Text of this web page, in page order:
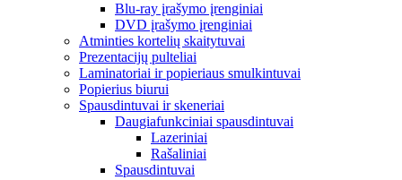
Blu-ray įrašymo įrenginiai
DVD įrašymo įrenginiai
Atminties kortelių skaitytuvai
Prezentacijų pulteliai
Laminatoriai ir popieriaus smulkintuvai
Popierius biurui
Spausdintuvai ir skeneriai
Daugiafunkciniai spausdintuvai
Lazeriniai
Rašaliniai
Spausdintuvai